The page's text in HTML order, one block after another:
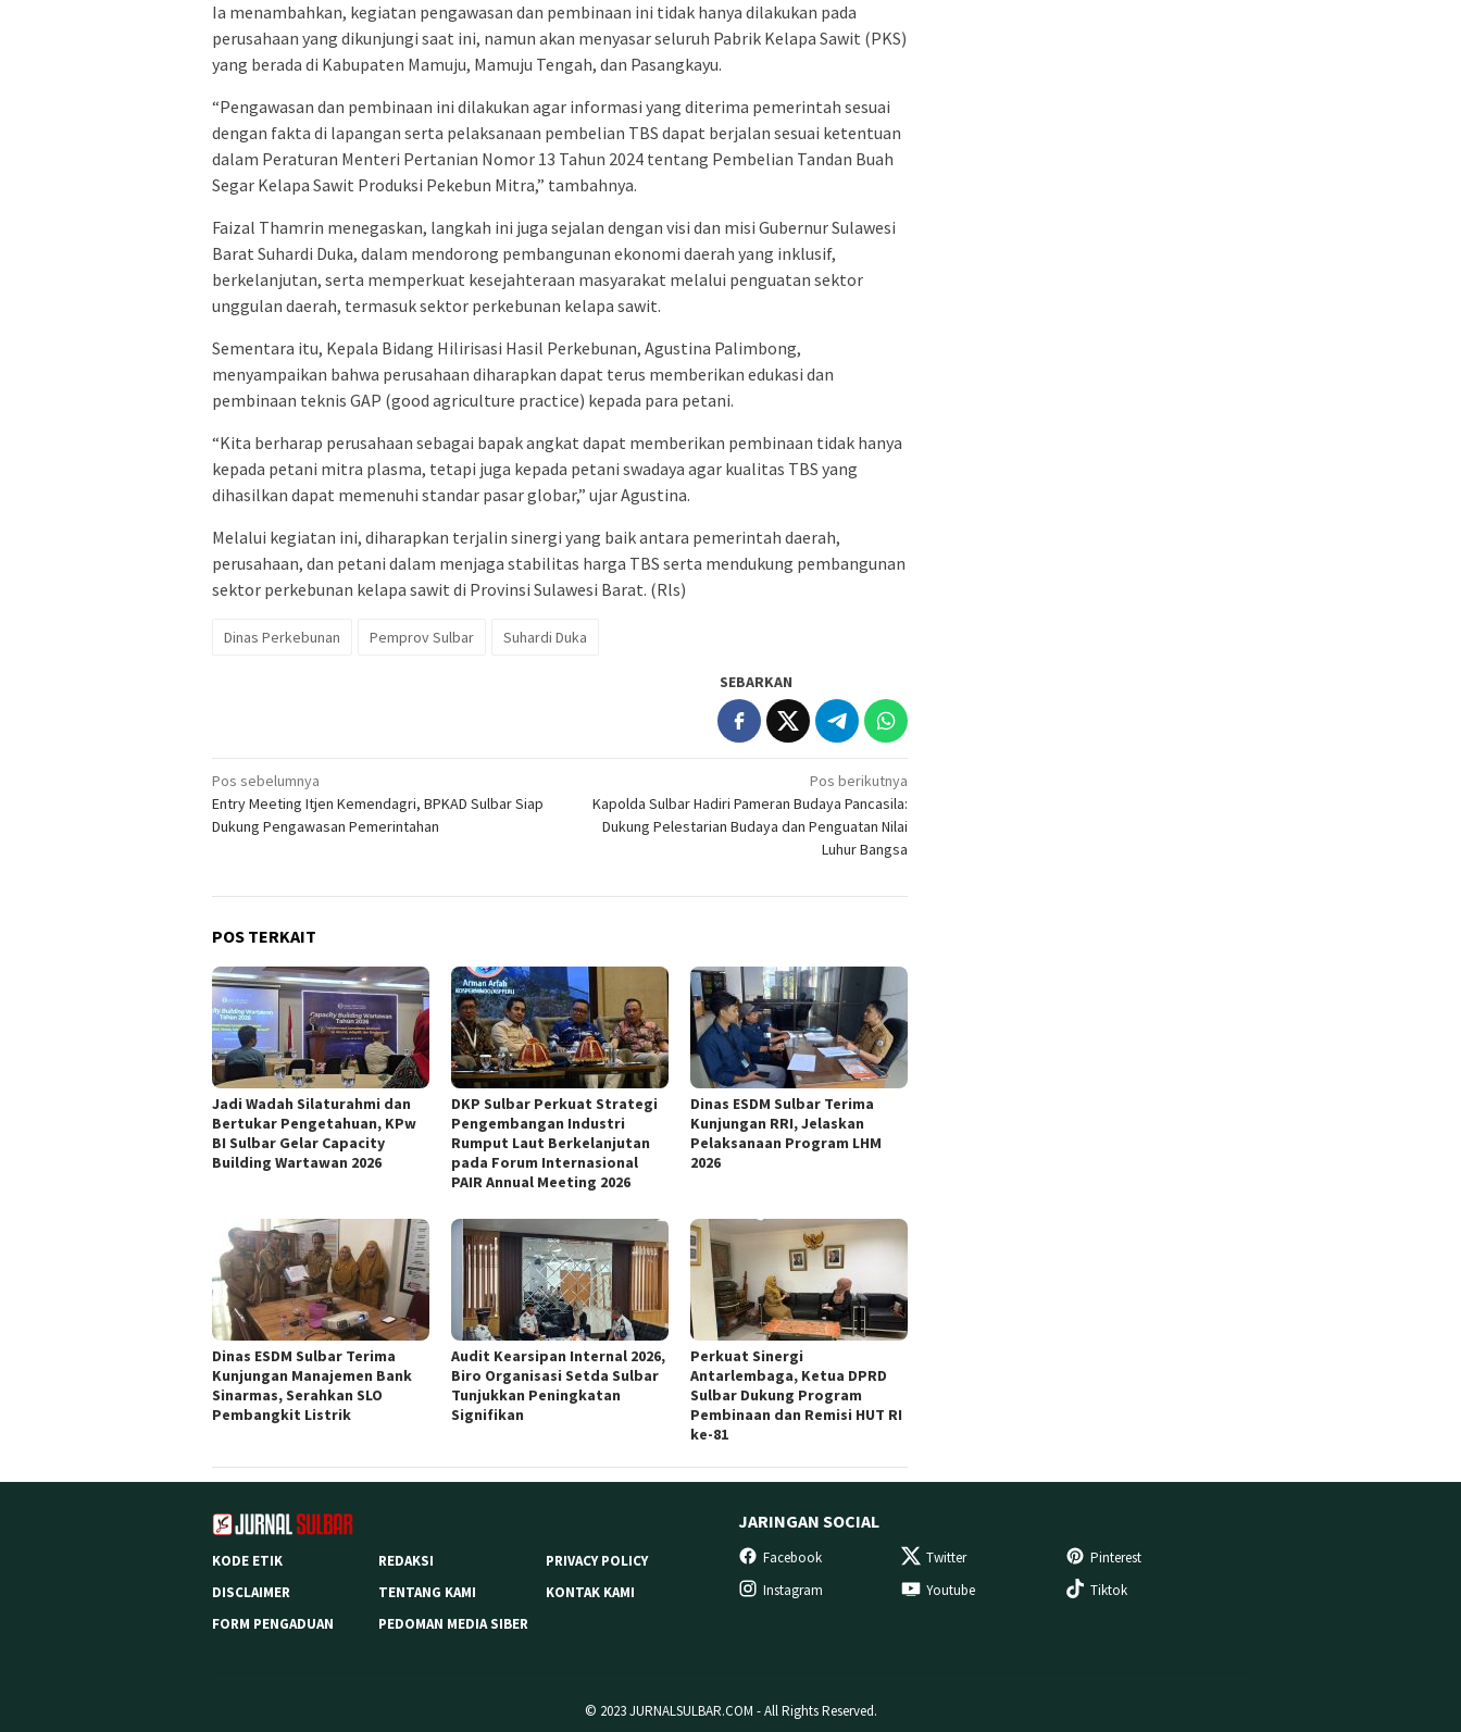
Ia menambahkan, kegiatan pengawasan dan pembinaan ini tidak hanya dilakukan pada
perusahaan yang dikunjungi saat ini, namun akan menyasar seluruh Pabrik Kelapa Sawit (PKS)
yang berada di Kabupaten Mamuju, Mamuju Tengah, dan Pasangkayu.
“Pengawasan dan pembinaan ini dilakukan agar informasi yang diterima pemerintah sesuai
dengan fakta di lapangan serta pelaksanaan pembelian TBS dapat berjalan sesuai ketentuan
dalam Peraturan Menteri Pertanian Nomor 13 Tahun 2024 tentang Pembelian Tandan Buah
Segar Kelapa Sawit Produksi Pekebun Mitra,” tambahnya.
Faizal Thamrin menegaskan, langkah ini juga sejalan dengan visi dan misi Gubernur Sulawesi
Barat Suhardi Duka, dalam mendorong pembangunan ekonomi daerah yang inklusif,
berkelanjutan, serta memperkuat kesejahteraan masyarakat melalui penguatan sektor
unggulan daerah, termasuk sektor perkebunan kelapa sawit.
Sementara itu, Kepala Bidang Hilirisasi Hasil Perkebunan, Agustina Palimbong,
menyampaikan bahwa perusahaan diharapkan dapat terus memberikan edukasi dan
pembinaan teknis GAP (good agriculture practice) kepada para petani.
“Kita berharap perusahaan sebagai bapak angkat dapat memberikan pembinaan tidak hanya
kepada petani mitra plasma, tetapi juga kepada petani swadaya agar kualitas TBS yang
dihasilkan dapat memenuhi standar pasar globar,” ujar Agustina.
Melalui kegiatan ini, diharapkan terjalin sinergi yang baik antara pemerintah daerah,
perusahaan, dan petani dalam menjaga stabilitas harga TBS serta mendukung pembangunan
sektor perkebunan kelapa sawit di Provinsi Sulawesi Barat. (Rls)
Dinas Perkebunan Pemprov Sulbar Suhardi Duka
SEBARKAN
Navigasi
pos
Pos sebelumnya
Entry Meeting Itjen Kemendagri, BPKAD Sulbar Siap
Dukung Pengawasan Pemerintahan
Pos berikutnya
Kapolda Sulbar Hadiri Pameran Budaya Pancasila:
Dukung Pelestarian Budaya dan Penguatan Nilai
Luhur Bangsa
POS TERKAIT
Jadi Wadah Silaturahmi dan
Bertukar Pengetahuan, KPw
BI Sulbar Gelar Capacity
Building Wartawan 2026
DKP Sulbar Perkuat Strategi
Pengembangan Industri
Rumput Laut Berkelanjutan
pada Forum Internasional
PAIR Annual Meeting 2026
Dinas ESDM Sulbar Terima
Kunjungan RRI, Jelaskan
Pelaksanaan Program LHM
2026
Dinas ESDM Sulbar Terima
Kunjungan Manajemen Bank
Sinarmas, Serahkan SLO
Pembangkit Listrik
Audit Kearsipan Internal 2026,
Biro Organisasi Setda Sulbar
Tunjukkan Peningkatan
Signifikan
Perkuat Sinergi
Antarlembaga, Ketua DPRD
Sulbar Dukung Program
Pembinaan dan Remisi HUT RI
ke-81
KODE ETIK REDAKSI
PRIVACY POLICY
DISCLAIMER
TENTANG KAMI
KONTAK KAMI
FORM PENGADUAN
PEDOMAN MEDIA SIBER
JARINGAN SOCIAL
Facebook Twitter
Pinterest
Instagram
Youtube Tiktok
© 2023 JURNALSULBAR.COM - All Rights Reserved.